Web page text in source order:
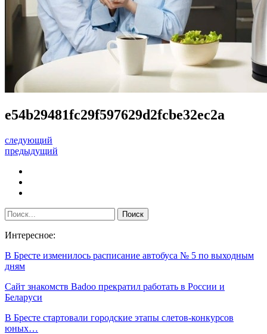
e54b29481fc29f597629d2fcbe32ec2a
следующий
предыдущий
Интересное:
В Бресте изменилось расписание автобуса № 5 по выходным
дням
Сайт знакомств Badoo прекратил работать в России и
Беларуси
В Бресте стартовали городские этапы слетов-конкурсов
юных…